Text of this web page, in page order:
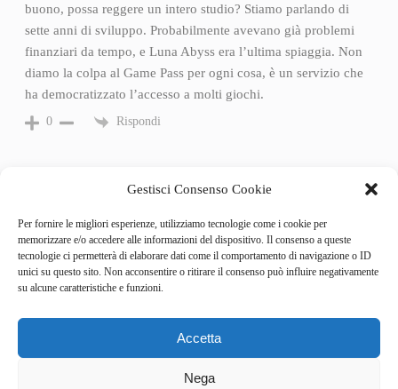
Gestisci Consenso Cookie
Per fornire le migliori esperienze, utilizziamo tecnologie come i cookie per
memorizzare e/o accedere alle informazioni del dispositivo. Il consenso a queste
tecnologie ci permetterà di elaborare dati come il comportamento di navigazione o ID
unici su questo sito. Non acconsentire o ritirare il consenso può influire negativamente
su alcune caratteristiche e funzioni.
Accetta
Nega
buono, possa reggere un intero studio? Stiamo parlando di
sette anni di sviluppo. Probabilmente avevano già problemi
finanziari da tempo, e Luna Abyss era l’ultima spiaggia. Non
diamo la colpa al Game Pass per ogni cosa, è un servizio che
ha democratizzato l’accesso a molti giochi.
0 Rispondi
Categories
GameSpotlight